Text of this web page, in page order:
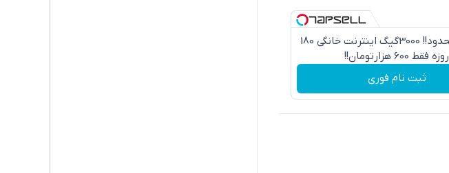
⏳فرصت محدود!! 3000گیگ اینترنت خانگی 180
روزه فقط 600 هزارتومان!!
ثبت نام فوری